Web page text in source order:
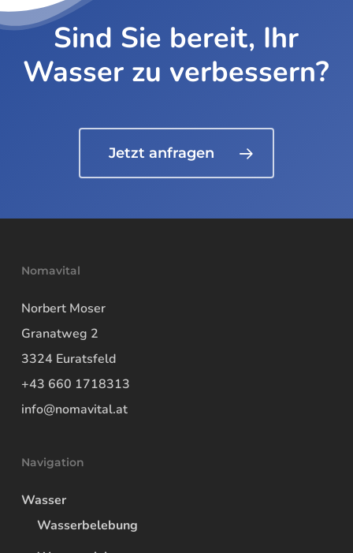
Sind Sie bereit, Ihr
Wasser zu verbessern?
Jetzt anfragen
Nomavital
Norbert Moser
Granatweg 2
3324 Euratsfeld
+43 660 1718313
info@nomavital.at
Navigation
Wasser
Wasserbelebung